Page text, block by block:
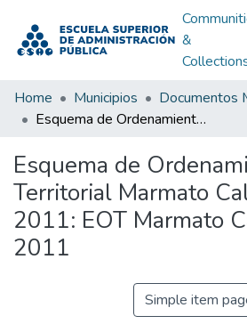
&
Home Municipios
Documentos
Esquema de Ordenamiento Territorial Marmato Caldas 2003 - 2011: EOT Marmato Caldas 2003 - 2011
Esquema de
Territorial Marmato
2011: EOT Marmato
2011
Simple item